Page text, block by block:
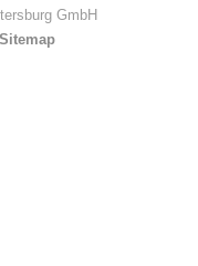
GmbH
Sitemap